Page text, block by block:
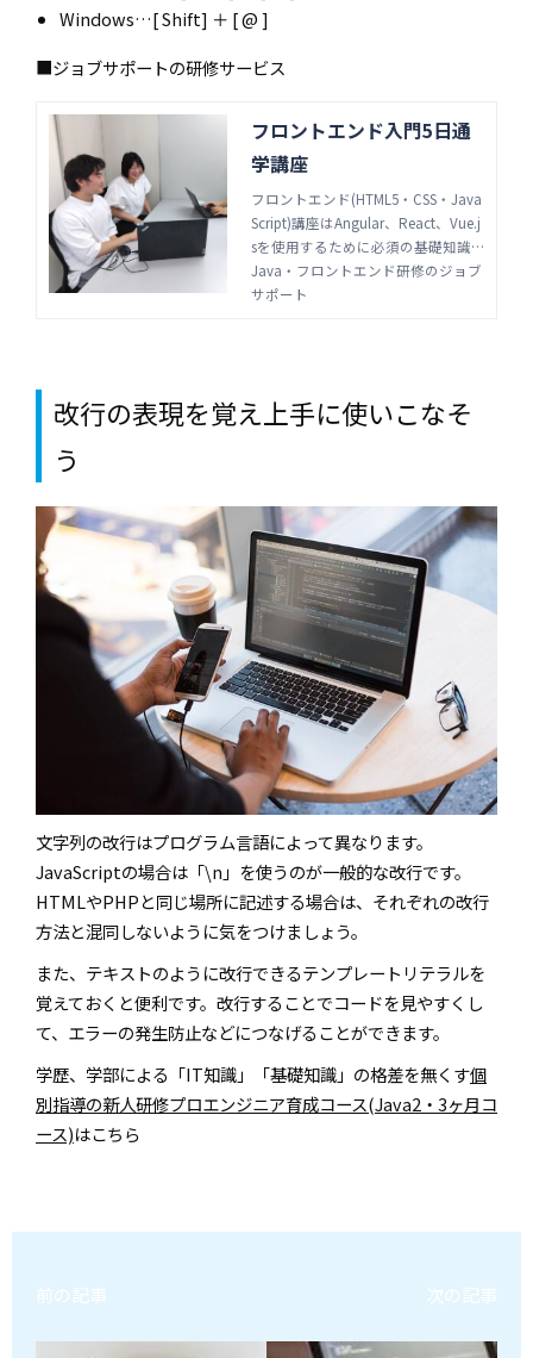
Windows…[ Shift] ＋ [ @ ]
■ジョブサポートの研修サービス
フロントエンド入門5日通
学講座
フロントエンド(HTML5・CSS・Java
Script)講座はAngular、React、Vue.j
sを使用するために必須の基礎知識
習得を目指します。スキルチェン
ジ、ローコード開発の基礎知識習得
Java・フロントエンド研修のジョブ
サポート
改行の表現を覚え上手に使いこなそ
う
文字列の改行はプログラム言語によって異なります。
JavaScriptの場合は「\n」を使うのが一般的な改行です。
HTMLやPHPと同じ場所に記述する場合は、それぞれの改行
方法と混同しないように気をつけましょう。
また、テキストのように改行できるテンプレートリテラルを
覚えておくと便利です。改行することでコードを見やすくし
て、エラーの発生防止などにつなげることができます。
学歴、学部による「IT知識」「基礎知識」の格差を無くす個
別指導の新人研修プロエンジニア育成コース(Java2・3ヶ月コ
ース)はこちら
前の記事 次の記事